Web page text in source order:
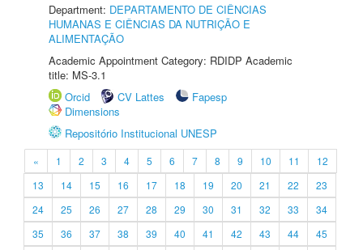
Department: DEPARTAMENTO DE CIÊNCIAS
HUMANAS E CIÊNCIAS DA NUTRIÇÃO E
ALIMENTAÇÃO
Academic Appointment Category: RDIDP Academic
title: MS-3.1
Orcid
CV Lattes
Fapesp
Dimensions
Repositório Institucional UNESP
« 1 2 3 4 5 6 7 8 9 10 11
12
13
14 15 16 17 18 19 20 21 22
23
24
25 26 27 28 29 30 31 32 33
34
35
36 37 38 39 40 41 42 43 44
45